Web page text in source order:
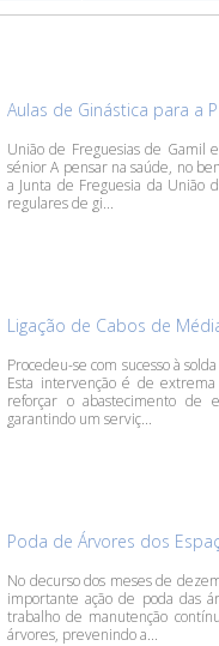
Aulas de Ginástica para a
União de Freguesias de Gamil
sénior A pensar na saúde, no
a Junta de Freguesia da União
regulares de gi...
Ligação de Cabos de
Procedeu-se com sucesso à
Esta intervenção é de
reforçar o abastecimento de
garantindo um serviç...
Poda de Árvores dos
No decurso dos meses de
importante ação de poda das
trabalho de manutenção
árvores, prevenindo a...